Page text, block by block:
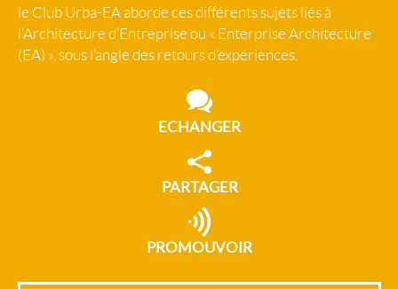
le Club Urba-EA aborde ces différents sujets liés à
l’Architecture d’Entreprise ou « Enterprise Architecture
(EA) », sous l’angle des retours d’expériences.
ECHANGER
PARTAGER
PROMOUVOIR